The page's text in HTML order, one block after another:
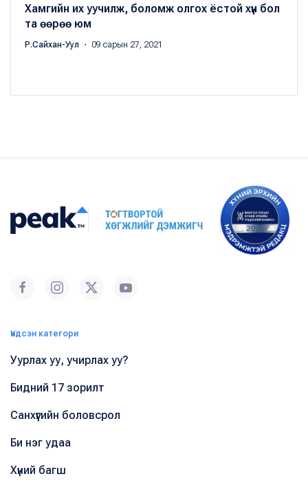
Хамгийн их уучилж, боломж олгох ёстой хүн бол
та өөрөө юм
Р.Сайхан-Уул ・ 09 сарын 27, 2021
Үндсэн категори
Уурлах уу, учирлах уу?
Бидний 17 зорилт
Санхүүгийн боловсрол
Би нэг удаа
Хүний багш